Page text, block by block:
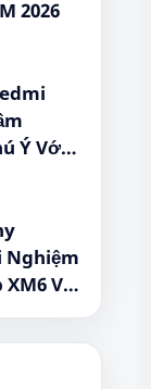
2026
Ý Với
mAh
Nghiệm
Với